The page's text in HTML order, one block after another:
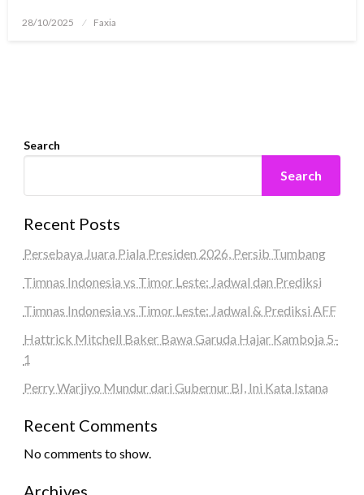
Posted
28/10/2025 Faxia
Search
Search
Recent Posts
Persebaya Juara Piala Presiden 2026, Persib Tumbang
Timnas Indonesia vs Timor Leste: Jadwal dan Prediksi
Timnas Indonesia vs Timor Leste: Jadwal & Prediksi AFF
Hattrick Mitchell Baker Bawa Garuda Hajar Kamboja 5-
1
Perry Warjiyo Mundur dari Gubernur BI, Ini Kata Istana
Recent Comments
No comments to show.
Archives